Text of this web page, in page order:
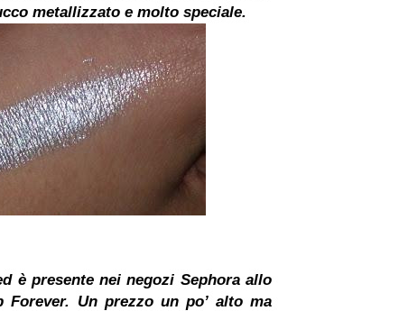
metallizzato e molto speciale.
è presente nei negozi Sephora allo
Forever. Un prezzo un po’ alto ma